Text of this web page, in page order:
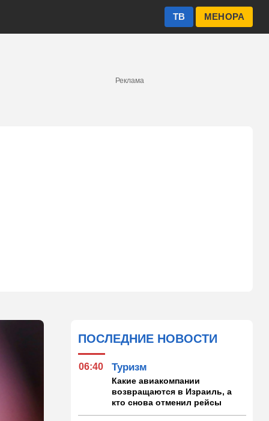
МЕНОРА
ТВ
Реклама
ПОСЛЕДНИЕ НОВОСТИ
06:40 Туризм
Какие авиакомпании
возвращаются в Израиль, а
кто снова отменил рейсы